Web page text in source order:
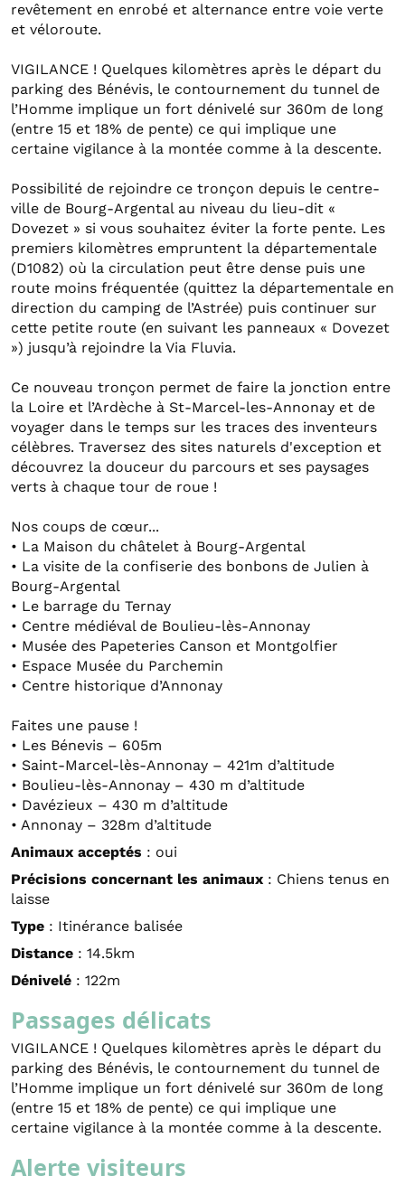
revêtement en enrobé et alternance entre voie verte
et véloroute.
VIGILANCE ! Quelques kilomètres après le départ du
parking des Bénévis, le contournement du tunnel de
l’Homme implique un fort dénivelé sur 360m de long
(entre 15 et 18% de pente) ce qui implique une
certaine vigilance à la montée comme à la descente.
Possibilité de rejoindre ce tronçon depuis le centre-
ville de Bourg-Argental au niveau du lieu-dit «
Dovezet » si vous souhaitez éviter la forte pente. Les
premiers kilomètres empruntent la départementale
(D1082) où la circulation peut être dense puis une
route moins fréquentée (quittez la départementale en
direction du camping de l’Astrée) puis continuer sur
cette petite route (en suivant les panneaux « Dovezet
») jusqu’à rejoindre la Via Fluvia.
Ce nouveau tronçon permet de faire la jonction entre
la Loire et l’Ardèche à St-Marcel-les-Annonay et de
voyager dans le temps sur les traces des inventeurs
célèbres. Traversez des sites naturels d'exception et
découvrez la douceur du parcours et ses paysages
verts à chaque tour de roue !
Nos coups de cœur...
• La Maison du châtelet à Bourg-Argental
• La visite de la confiserie des bonbons de Julien à
Bourg-Argental
• Le barrage du Ternay
• Centre médiéval de Boulieu-lès-Annonay
• Musée des Papeteries Canson et Montgolfier
• Espace Musée du Parchemin
• Centre historique d’Annonay
Faites une pause !
• Les Bénevis – 605m
• Saint-Marcel-lès-Annonay – 421m d’altitude
• Boulieu-lès-Annonay – 430 m d’altitude
• Davézieux – 430 m d’altitude
• Annonay – 328m d’altitude
Animaux acceptés : oui
Précisions concernant les animaux : Chiens tenus en
laisse
Type : Itinérance balisée
Distance : 14.5km
Dénivelé : 122m
Passages délicats
VIGILANCE ! Quelques kilomètres après le départ du
parking des Bénévis, le contournement du tunnel de
l’Homme implique un fort dénivelé sur 360m de long
(entre 15 et 18% de pente) ce qui implique une
certaine vigilance à la montée comme à la descente.
Alerte visiteurs